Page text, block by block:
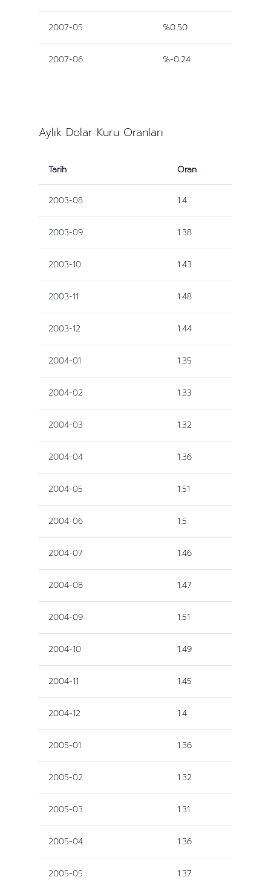
2007-05 %0.50
2007-06 %-0.24
Aylık Dolar Kuru Oranları
Tarih Oran
2003-08 1.4
2003-09 1.38
2003-10 1.43
2003-11 1.48
2003-12 1.44
2004-01 1.35
2004-02 1.33
2004-03 1.32
2004-04 1.36
2004-05 1.51
2004-06 1.5
2004-07 1.46
2004-08 1.47
2004-09 1.51
2004-10 1.49
2004-11 1.45
2004-12 1.4
2005-01 1.36
2005-02 1.32
2005-03 1.31
2005-04 1.36
2005-05 1.37